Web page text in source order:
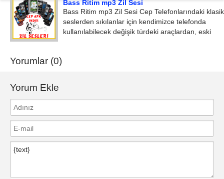
Bass Ritim mp3 Zil Sesi
Bass Ritim mp3 Zil Sesi Cep Telefonlarındaki klasik
seslerden sıkılanlar için kendimizce telefonda
kullanılabilecek değişik türdeki araçlardan, eski
Yorumlar (0)
Yorum Ekle